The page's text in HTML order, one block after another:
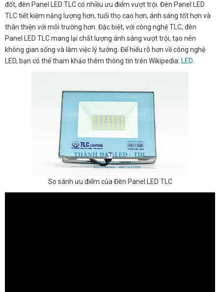
đốt, đèn Panel LED TLC có nhiều ưu điểm vượt trội. Đèn Panel LED
TLC tiết kiệm năng lượng hơn, tuổi thọ cao hơn, ánh sáng tốt hơn và
thân thiện với môi trường hơn. Đặc biệt, với công nghệ TLC, đèn
Panel LED TLC mang lại chất lượng ánh sáng vượt trội, tạo nên
không gian sống và làm việc lý tưởng. Để hiểu rõ hơn về công nghệ
LED, bạn có thể tham khảo thêm thông tin trên Wikipedia: LED
So sánh ưu điểm của Đèn Panel LED TLC